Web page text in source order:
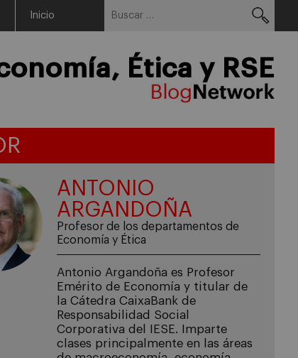
Inicio
Ética y RSE
ANTONIO
ARGANDOÑA
Profesor de los departamentos de
Economía y Ética
Antonio Argandoña es Profesor
Emérito de Economía y titular de
la Cátedra CaixaBank de
Responsabilidad Social
Corporativa del IESE. Imparte
clases principalmente en las áreas